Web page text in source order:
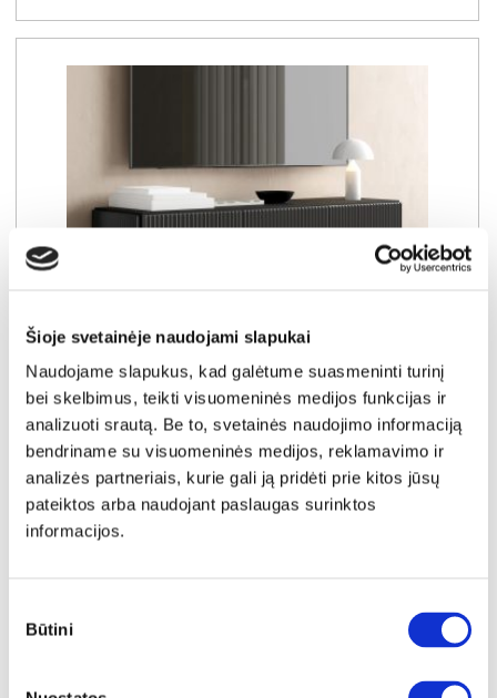
Šioje svetainėje naudojami slapukai
Naudojame slapukus, kad galėtume suasmeninti turinį
bei skelbimus, teikti visuomeninės medijos funkcijas ir
analizuoti srautą. Be to, svetainės naudojimo informaciją
bendriname su visuomeninės medijos, reklamavimo ir
analizės partneriais, kurie gali ją pridėti prie kitos jūsų
pateiktos arba naudojant paslaugas surinktos
informacijos.
pasirinkimas
Būtini
SUPER KAINA YRA SANDĖLYJE
MUTI F RTV TV komoda 147
Išmatavimai:A:51cmP: 147cm G:40cm
Kaina taikyta laikotarpiu
2026-06-25 iki 2026-07-24
179€
Pritaikyta nuolaida